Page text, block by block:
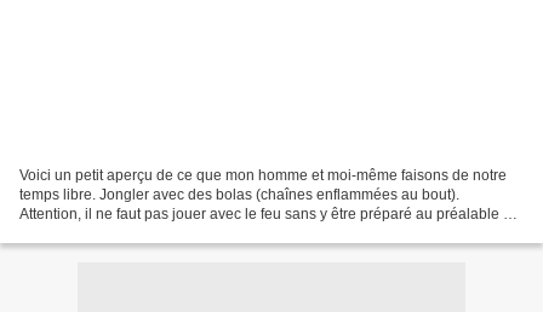
Voici un petit aperçu de ce que mon homme et moi-même faisons de notre
temps libre. Jongler avec des bolas (chaînes enflammées au bout).
Attention, il ne faut pas jouer avec le feu sans y être préparé au préalable et